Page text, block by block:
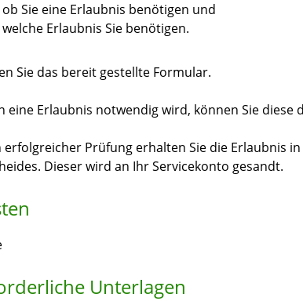
ob Sie eine Erlaubnis benötigen und
welche Erlaubnis Sie benötigen.
Sie das bereit gestellte Formular.
eine Erlaubnis notwendig wird, können Sie diese
erfolgreicher Prüfung erhalten Sie die Erlaubnis
Dieser wird an Ihr Servicekonto gesandt.
Unterlagen